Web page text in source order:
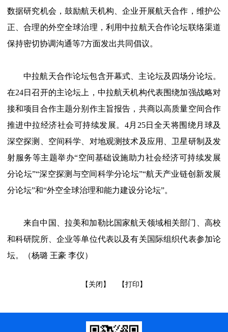
数据研究机会，鼓励航天机构、企业开展航天合作，维护公
正、合理的外空全球治理，利用中拉航天合作论坛联络渠道
保持密切协调沟通等7方面发出共同倡议。
中拉航天合作论坛包含开幕式、主论坛及四场分论坛。
在24日召开的主论坛上，中拉航天机构代表围绕加强战略对
接和项目合作主题分别作主旨报告，共商以高质量空间合作
推进中拉经济社会可持续发展。4月25日全天将围绕月球及
深空探测、空间科学、对地观测技术及应用、卫星研制及发
射服务等主题举办“空间基础设施助力社会经济可持续发展
分论坛”“深空探测与空间科学分论坛”“航天产业链创新发展
分论坛”和“外空全球治理和能力建设分论坛”。
来自中国、拉美和加勒比国家航天领域相关部门、高校
和科研院所、企业等单位代表以及有关国际组织代表参加论
坛。（杨璐 王豪 李仪）
【关闭】 【打印】